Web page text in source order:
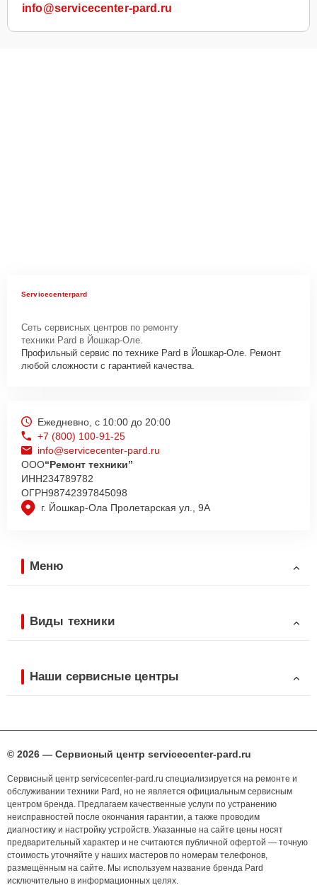
info@servicecenter-pard.ru
Servicecenterpard
Сеть сервисных центров по ремонту
техники Pard в Йошкар-Оле.
Профильный сервис по технике Pard в Йошкар-Оле. Ремонт
любой сложности с гарантией качества.
г. Йошкар-Ола Пролетарская ул., 9А
Ежедневно, с 10:00 до 20:00
+7 (800) 100-91-25
info@servicecenter-pard.ru
ООО“Ремонт техники”
ИНН234789782
ОГРН98742397845098
Меню
Виды техники
Наши сервисные центры
© 2026 — Сервисный центр servicecenter-pard.ru
Сервисный центр servicecenter-pard.ru специализируется на ремонте и
обслуживании техники Pard, но не является официальным сервисным
центром бренда. Предлагаем качественные услуги по устранению
неисправностей после окончания гарантии, а также проводим
диагностику и настройку устройств. Указанные на сайте цены носят
предварительный характер и не считаются публичной офертой — точную
стоимость уточняйте у наших мастеров по номерам телефонов,
размещённым на сайте. Мы используем название бренда Pard
исключительно в информационных целях.